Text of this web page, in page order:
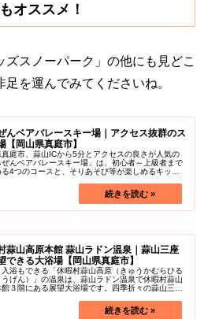
オススメ！
スノーパーク」の他にも見どこ
を運んでみてくださいね。
んベアバレースキー場｜アクセス抜群のス
【岡山県真庭市】
真庭市、蒜山ICから5分とアクセスの良さが人気の
ぜんベアバレースキー場」は、初心者～上級者まで
4つのコースと、そりあそび等が楽しめるキッズ
蒜山高原本館 蒜山ラドン温泉｜蒜山三座
できる大浴場【岡山県真庭市】
入浴もできる「休暇村蒜山高原（きゅうかむらひる
うげん）」の温泉は、蒜山ラドン温泉で休暇村蒜山
館３階にある展望大浴場です。四季折々の蒜山三座
泉でゆっくり疲れを癒すこと...